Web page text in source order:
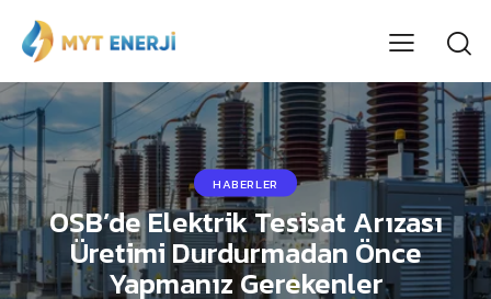
HABERLER
OSB’de Elektrik Tesisat Arızası
Üretimi Durdurmadan Önce
Yapmanız Gerekenler